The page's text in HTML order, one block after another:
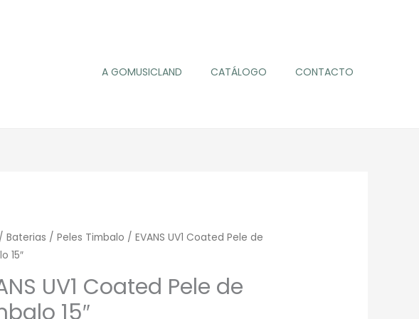
A GOMUSICLAND CATÁLOGO CONTACTO
/ Baterias / Peles Timbalo / EVANS UV1 Coated Pele de
15″
UV1 Coated Pele de
15″